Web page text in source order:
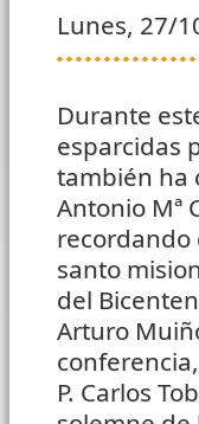
Lunes, 27/
Durante
esparcidas
también ha
Antonio Mª
recordando
santo
del
Arturo
P. Carlos